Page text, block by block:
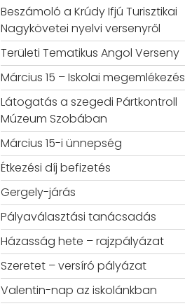
Beszámoló a Krúdy Ifjú Turisztikai
Nagykövetei nyelvi versenyről
Területi Tematikus Angol Verseny
Március 15 – Iskolai megemlékezés
Látogatás a szegedi Pártkontroll
Múzeum Szobában
Március 15-i ünnepség
Étkezési díj befizetés
Gergely-járás
Pályaválasztási tanácsadás
Házasság hete – rajzpályázat
Szeretet – versíró pályázat
Valentin-nap az iskolánkban